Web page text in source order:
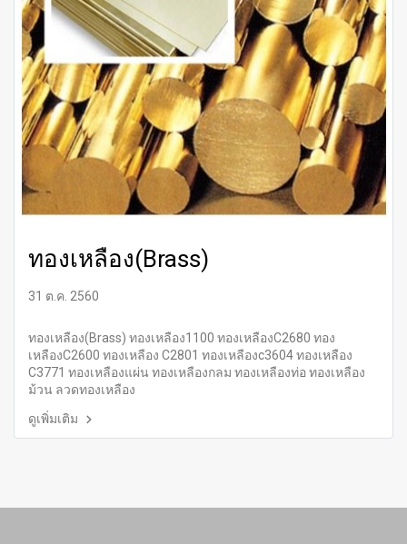
ทองเหลือง(Brass)
31 ต.ค. 2560
ทองเหลือง(Brass) ทองเหลือง1100 ทองเหลืองC2680 ทอง
เหลืองC2600 ทองเหลือง C2801 ทองเหลืองc3604 ทองเหลือง
C3771 ทองเหลืองแผ่น ทองเหลืองกลม ทองเหลืองท่อ ทองเหลือง
ม้วน ลวดทองเหลือง
ดูเพิ่มเติม